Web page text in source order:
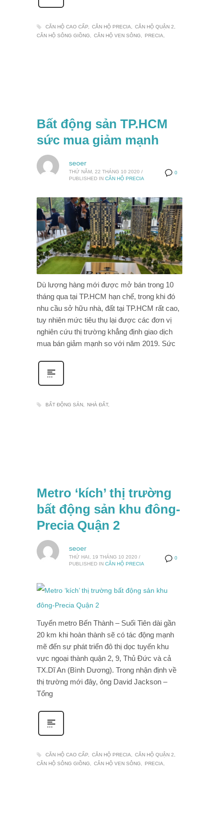
CĂN HỘ CAO CẤP CĂN HỘ PRECIA
CĂN HỘ QUẬN 2
CĂN HỘ SÔNG GIỒNG
CĂN HỘ VEN SÔNG PRECIA
Bất động sản TP.HCM
sức mua giảm mạnh
0
seoer
THỨ NĂM, 22 THÁNG 10 2020 /
PUBLISHED IN CĂN HỘ PRECIA
Dù lượng hàng mới được mở bán trong 10
tháng qua tại TP.HCM hạn chế, trong khi đó
nhu cầu sở hữu nhà, đất tại TP.HCM rất cao,
tuy nhiên mức tiêu thụ lại được các đơn vị
nghiên cứu thị trường khẳng định giao dịch
mua bán giảm mạnh so với năm 2019. Sức
BẤT ĐỘNG SẢN NHÀ ĐẤT
Metro ‘kích’ thị trường
bất động sản khu đông-
Precia Quận 2
0
seoer
THỨ HAI, 19 THÁNG 10 2020 /
PUBLISHED IN CĂN HỘ PRECIA
Tuyến metro Bến Thành – Suối Tiên dài gần
20 km khi hoàn thành sẽ có tác động mạnh
mẽ đến sự phát triển đô thị dọc tuyến khu
vực ngoại thành quận 2, 9, Thủ Đức và cả
TX.Dĩ An (Bình Dương). Trong nhận định về
thị trường mới đây, ông David Jackson –
Tổng
CĂN HỘ CAO CẤP CĂN HỘ PRECIA
CĂN HỘ QUẬN 2
CĂN HỘ SÔNG GIỒNG
CĂN HỘ VEN SÔNG PRECIA